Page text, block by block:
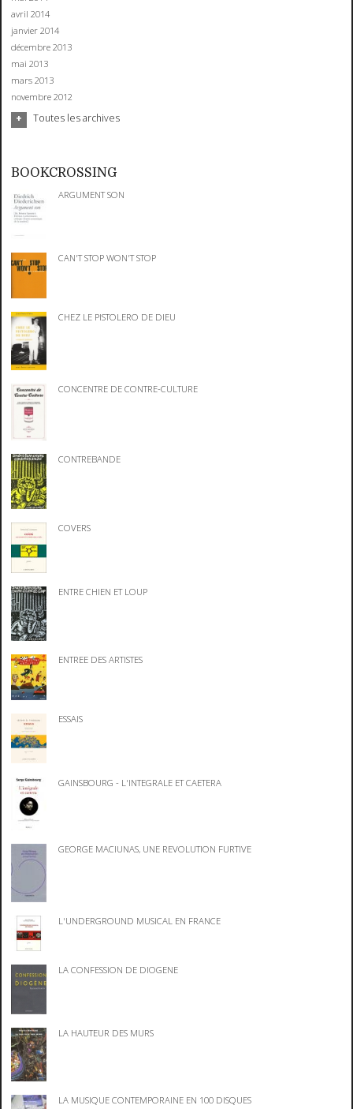
avril 2014
janvier 2014
décembre 2013
mai 2013
mars 2013
novembre 2012
Toutes les archives
BOOKCROSSING
ARGUMENT SON
CAN'T STOP WON'T STOP
CHEZ LE PISTOLERO DE DIEU
CONCENTRE DE CONTRE-CULTURE
CONTREBANDE
COVERS
ENTRE CHIEN ET LOUP
ENTREE DES ARTISTES
ESSAIS
GAINSBOURG - L'INTEGRALE ET CAETERA
GEORGE MACIUNAS, UNE REVOLUTION FURTIVE
L'UNDERGROUND MUSICAL EN FRANCE
LA CONFESSION DE DIOGENE
LA HAUTEUR DES MURS
LA MUSIQUE CONTEMPORAINE EN 100 DISQUES